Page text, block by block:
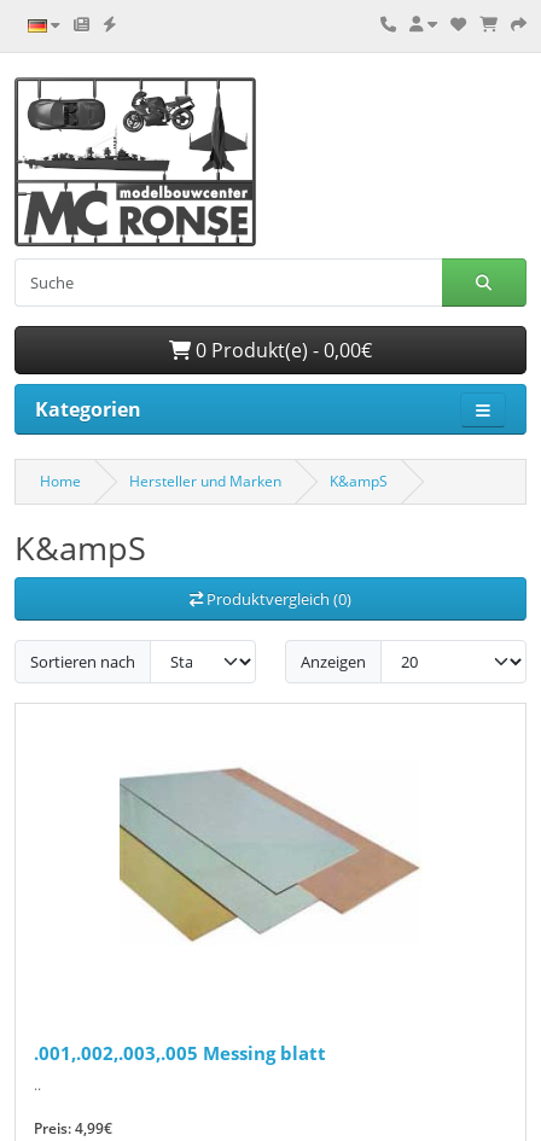
0 Produkt(e) - 0,00€
Kategorien
Home Hersteller und Marken K&ampS
K&ampS
Produktvergleich (0)
Sortieren nach Anzeigen
.001,.002,.003,.005 Messing blatt
..
Preis: 4,99€